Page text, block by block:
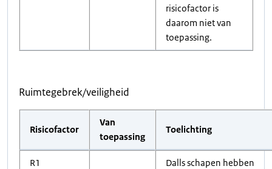
risicofactor is
daarom niet van
toepassing.
Ruimtegebrek/veiligheid
Risicofactor
Van
toepassing
Toelichting
R1
Dalls schapen hebben